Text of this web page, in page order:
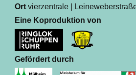
Ort vierzentrale |
Eine Koproduktion von
Gefördert durch